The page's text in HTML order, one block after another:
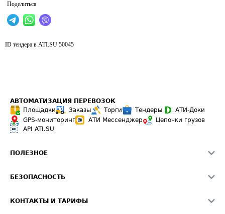
Поделиться
ID тендера в ATI.SU 50045
АВТОМАТИЗАЦИЯ ПЕРЕВОЗОК
Площадки
Заказы Торги Тендеры
АТИ-Доки
GPS-мониторинг
АТИ Мессенджер
Цепочки грузов
API ATI.SU
ПОЛЕЗНОЕ
Звезды ATI.SU на вашем сайте
БЕЗОПАСНОСТЬ
КОНТАКТЫ И ТАРИФЫ